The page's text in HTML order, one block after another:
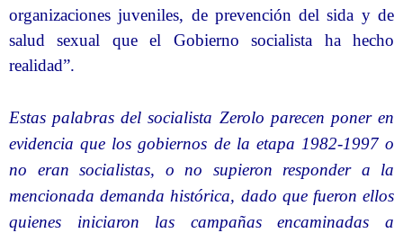
organizaciones juveniles, de prevención del sida y de
salud sexual que el Gobierno socialista ha hecho
realidad”.
Estas palabras del socialista Zerolo parecen poner en
evidencia que los gobiernos de la etapa 1982-1997 o
no eran socialistas, o no supieron responder a la
mencionada demanda histórica, dado que fueron ellos
quienes iniciaron las campañas encaminadas a